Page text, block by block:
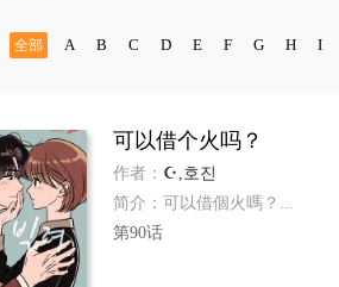
全部 A B C D E F G H I
可以借个火吗？
作者： ☪,호진
简介：可以借個火嗎？...
第90话